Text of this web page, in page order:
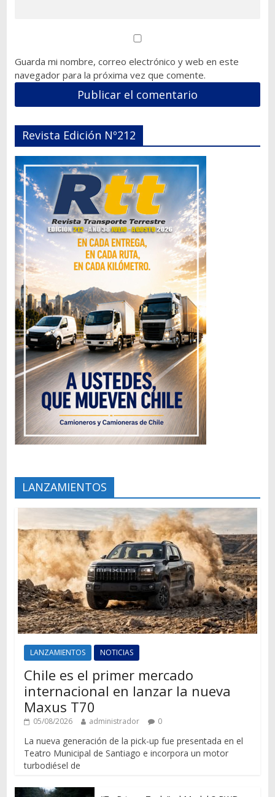
Guarda mi nombre, correo electrónico y web en este
navegador para la próxima vez que comente.
Revista Edición Nº212
LANZAMIENTOS
LANZAMIENTOS NOTICIAS
Chile es el primer mercado
internacional en lanzar la nueva
Maxus T70
05/08/2026 administrador 0
La nueva generación de la pick-up fue presentada en el
Teatro Municipal de Santiago e incorpora un motor
turbodiésel de